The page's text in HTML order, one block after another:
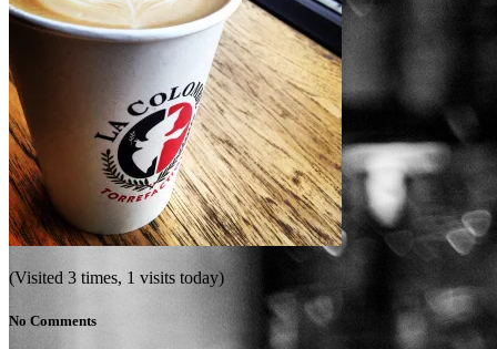
(Visited 3 times, 1 visits today)
No Comments